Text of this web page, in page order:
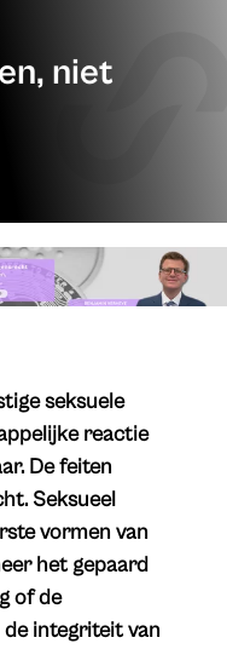
niet
seksuele
reactie
De feiten
Seksueel
vormen van
het gepaard
of de
integriteit van